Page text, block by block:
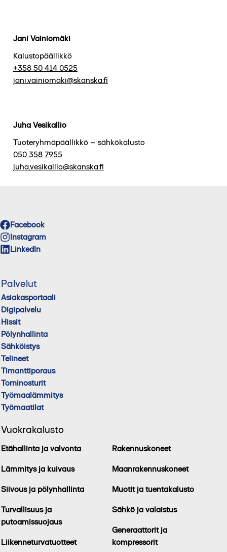
Jani Vainiomäki
Kalustopäällikkö
+358 50 414 0525
jani.vainiomaki@skanska.fi
Juha Vesikallio
Tuoteryhmäpäällikkö – sähkökalusto
050 358 7955
juha.vesikallio@skanska.fi
Facebook
Instagram
LinkedIn
Palvelut
Asiakasportaali
Digipalvelu
Hissit
Pölynhallinta
Sähköistys
Telineet
Timanttiporaus
Torninosturit
Työmaalämmitys
Työmaatilat
Vuokrakalusto
Etähallinta ja valvonta
Lämmitys ja kuivaus
Siivous ja pölynhallinta
Turvallisuus ja
putoamissuojaus
Liikenneturvatuotteet
Rakennuskoneet
Maanrakennuskoneet
Muotit ja tuentakalusto
Sähkö ja valaistus
Generaattorit ja
kompressorit